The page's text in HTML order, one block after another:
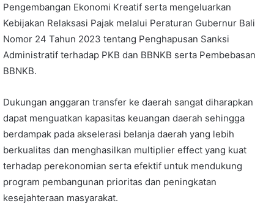
Pengembangan Ekonomi Kreatif serta mengeluarkan
Kebijakan Relaksasi Pajak melalui Peraturan Gubernur Bali
Nomor 24 Tahun 2023 tentang Penghapusan Sanksi
Administratif terhadap PKB dan BBNKB serta Pembebasan
BBNKB.
Dukungan anggaran transfer ke daerah sangat diharapkan
dapat menguatkan kapasitas keuangan daerah sehingga
berdampak pada akselerasi belanja daerah yang lebih
berkualitas dan menghasilkan multiplier effect yang kuat
terhadap perekonomian serta efektif untuk mendukung
program pembangunan prioritas dan peningkatan
kesejahteraan masyarakat.